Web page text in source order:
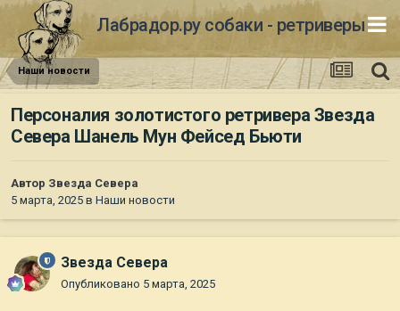
Лабрадор.ру собаки - ретриверы
Наши новости
Персоналия золотистого ретривера Звезда
Севера Шанель Мун Фейсед Бьюти
Автор Звезда Севера
5 марта, 2025 в Наши новости
Звезда Севера
Опубликовано 5 марта, 2025